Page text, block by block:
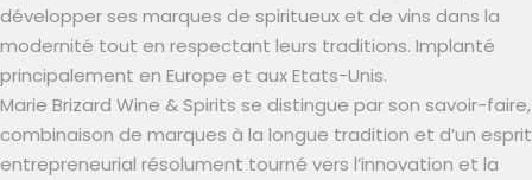
développer ses marques de spiritueux et de vins dans la
modernité tout en respectant leurs traditions. Implanté
principalement en Europe et aux Etats-Unis.
Marie Brizard Wine & Spirits se distingue par son savoir-faire,
combinaison de marques à la longue tradition et d’un esprit
entrepreneurial résolument tourné vers l’innovation et la